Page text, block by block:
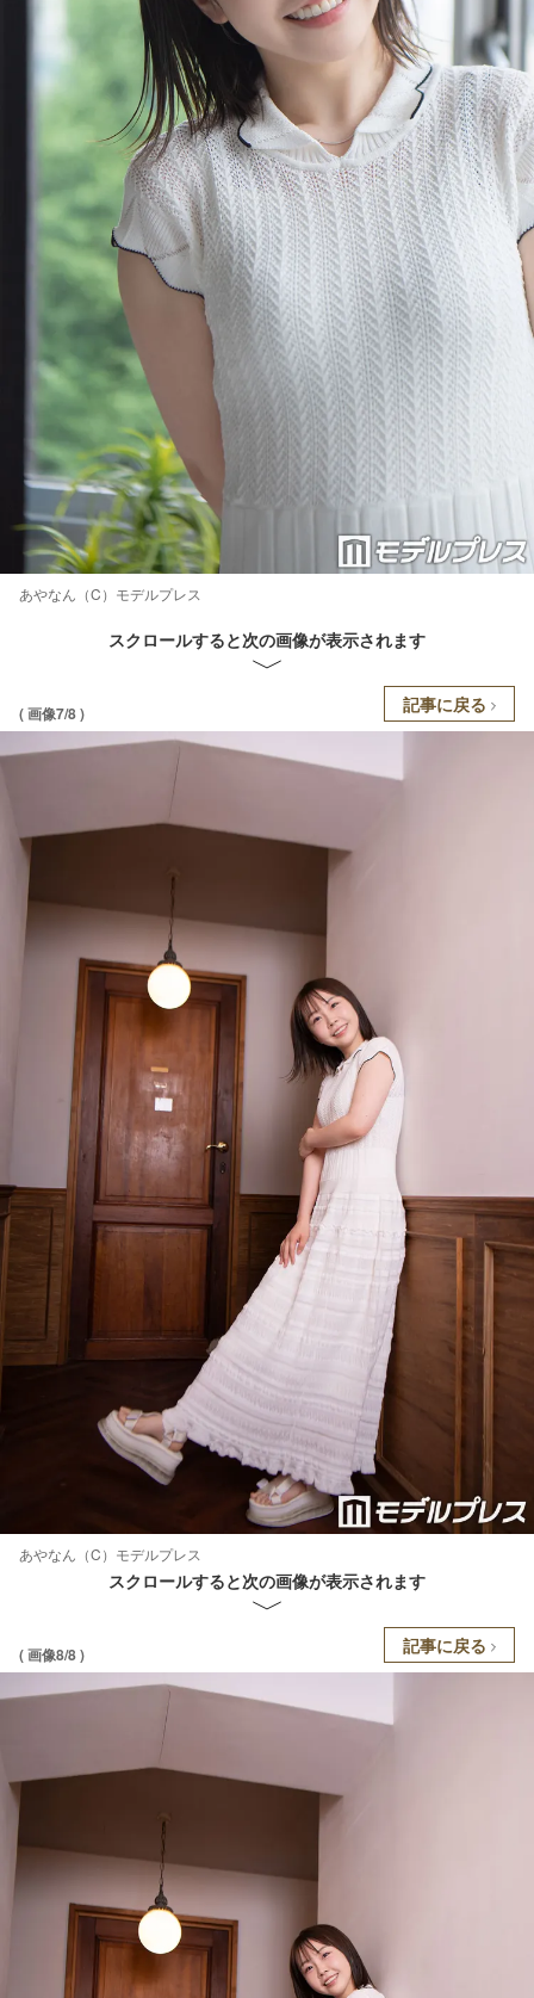
あやなん（C）モデルプレス
スクロールすると次の画像が表示されます
( 画像7/8 ) 記事に戻る
あやなん（C）モデルプレス
スクロールすると次の画像が表示されます
( 画像8/8 ) 記事に戻る